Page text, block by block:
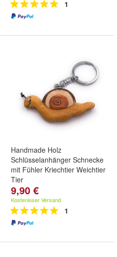
1
Handmade Holz
Schlüsselanhänger Schnecke
mit Fühler Kriechtier Weichtier
Tier
9,90 €
Kostenloser Versand
1